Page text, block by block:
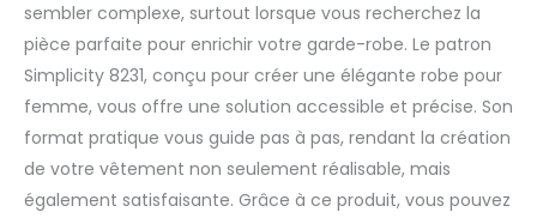
sembler complexe, surtout lorsque vous recherchez la
pièce parfaite pour enrichir votre garde-robe. Le patron
Simplicity 8231, conçu pour créer une élégante robe pour
femme, vous offre une solution accessible et précise. Son
format pratique vous guide pas à pas, rendant la création
de votre vêtement non seulement réalisable, mais
également satisfaisante. Grâce à ce produit, vous pouvez